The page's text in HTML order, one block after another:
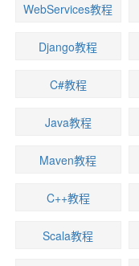
WebServices教程
Django教程
C#教程
Java教程
Maven教程
C++教程
Scala教程